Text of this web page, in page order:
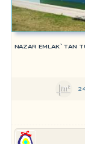
NAZAR EMLAK`TAN